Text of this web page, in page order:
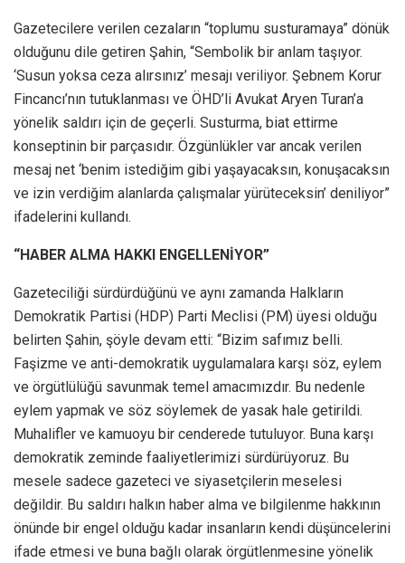
Gazetecilere verilen cezaların “toplumu susturamaya” dönük
olduğunu dile getiren Şahin, “Sembolik bir anlam taşıyor.
‘Susun yoksa ceza alırsınız’ mesajı veriliyor. Şebnem Korur
Fincancı’nın tutuklanması ve ÖHD’li Avukat Aryen Turan’a
yönelik saldırı için de geçerli. Susturma, biat ettirme
konseptinin bir parçasıdır. Özgünlükler var ancak verilen
mesaj net ‘benim istediğim gibi yaşayacaksın, konuşacaksın
ve izin verdiğim alanlarda çalışmalar yürüteceksin’ deniliyor”
ifadelerini kullandı.
“HABER ALMA HAKKI ENGELLENİYOR”
Gazeteciliği sürdürdüğünü ve aynı zamanda Halkların
Demokratik Partisi (HDP) Parti Meclisi (PM) üyesi olduğu
belirten Şahin, şöyle devam etti: “Bizim safımız belli.
Faşizme ve anti-demokratik uygulamalara karşı söz, eylem
ve örgütlülüğü savunmak temel amacımızdır. Bu nedenle
eylem yapmak ve söz söylemek de yasak hale getirildi.
Muhalifler ve kamuoyu bir cenderede tutuluyor. Buna karşı
demokratik zeminde faaliyetlerimizi sürdürüyoruz. Bu
mesele sadece gazeteci ve siyasetçilerin meselesi
değildir. Bu saldırı halkın haber alma ve bilgilenme hakkının
önünde bir engel olduğu kadar insanların kendi düşüncelerini
ifade etmesi ve buna bağlı olarak örgütlenmesine yönelik